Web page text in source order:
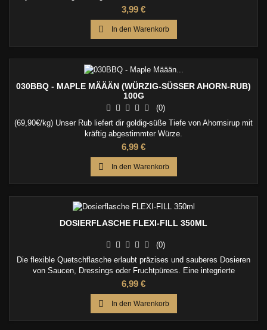
an den Grill – perfekt für Burger, Steaks und knusprige BBQ-
Beilagen.
Preis
3,99 €
 In den Warenkorb
030BBQ - MAPLE MÄÄÄN (WÜRZIG-SÜSSER AHORN-RUB) 1
00G
(0)
(69,90€/kg) Unser Rub liefert dir goldig-süße Tiefe von Ahornsirup mit
kräftig abgestimmter Würze.
Preis
6,99 €
 In den Warenkorb
DOSIERFLASCHE FLEXI-FILL 350ML
(0)
Die flexible Quetschflasche erlaubt präzises und sauberes Dosieren
von Saucen, Dressings oder Fruchtpürees. Eine integrierte
Messskala und der hygienische Bügelverschluss sorgen für einfache
Handhabung und sichere Aufbewahrung – ideal für Küche und
Gastronomie.
Preis
6,99 €
 In den Warenkorb